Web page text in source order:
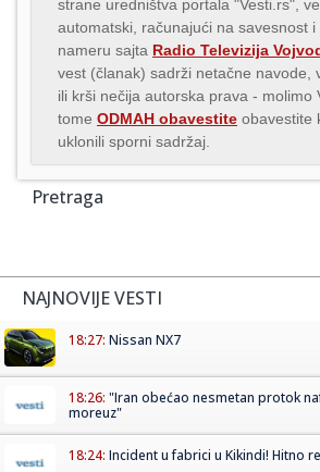
strane uredništva portala "Vesti.rs",
automatski, računajući na savesnost i
nameru sajta Radio Televizija
vest (članak) sadrži netačne navode,
ili krši nečija autorska prava - molimo
tome ODMAH obavestite obavestite
uklonili sporni sadržaj.
Pretraga
NAJNOVIJE VESTI
18:27: Nissan NX7
18:26: "Iran obećao nesmetan protok
moreuz"
18:24: Incident u fabrici u Kikindi! Hitno